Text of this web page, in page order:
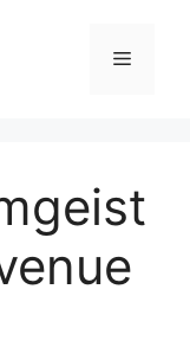
Menu